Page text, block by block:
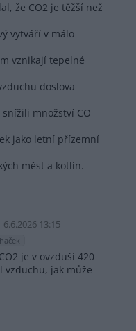
že CO2 je těžší než
vytváří v málo
vznikají tepelné
doslova
množství CO
jako letní přízemní
měst a kotlin.
6.6.2026 13:15
je v ovzduší 420
vzduchu, jak může